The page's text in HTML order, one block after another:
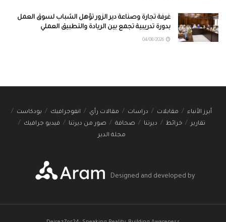
غرفة تجارة وصناعة دير الزور تؤهل الشباب لسوق العمل
بدورة تدريبية تجمع بين الريادة والتطبيق العملي
أبرز الأنباء مقابلات دراسات مقالات رأي انفوجرافيك
بودكاست
تقارير
خرائط ديرتنا صحافة صور من ديرتنا
فيديو جرافيك
مجلة الدير
Designed and developed by